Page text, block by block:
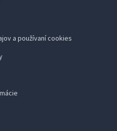
a používaní cookies